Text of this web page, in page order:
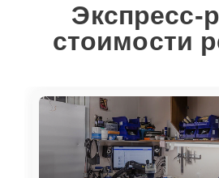
Экспресс-
стоимости